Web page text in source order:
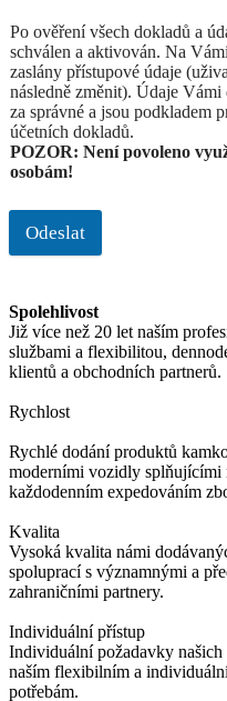
Po ověření všech dokladů a
schválen a aktivován. Na
zaslány přístupové údaje
následně změnit). Údaje
za správné a jsou podkladem
účetních dokladů.
POZOR: Není povoleno
osobám!
Odeslat
Spolehlivost
Již více než 20 let naším
službami a flexibilitou,
klientů a obchodních partnerů.
Rychlost
Rychlé dodání produktů
moderními vozidly splňujícími
každodenním expedováním
Kvalita
Vysoká kvalita námi
spoluprací s významnými a
zahraničními partnery.
Individuální přístup
Individuální požadavky
naším flexibilním a
potřebám.